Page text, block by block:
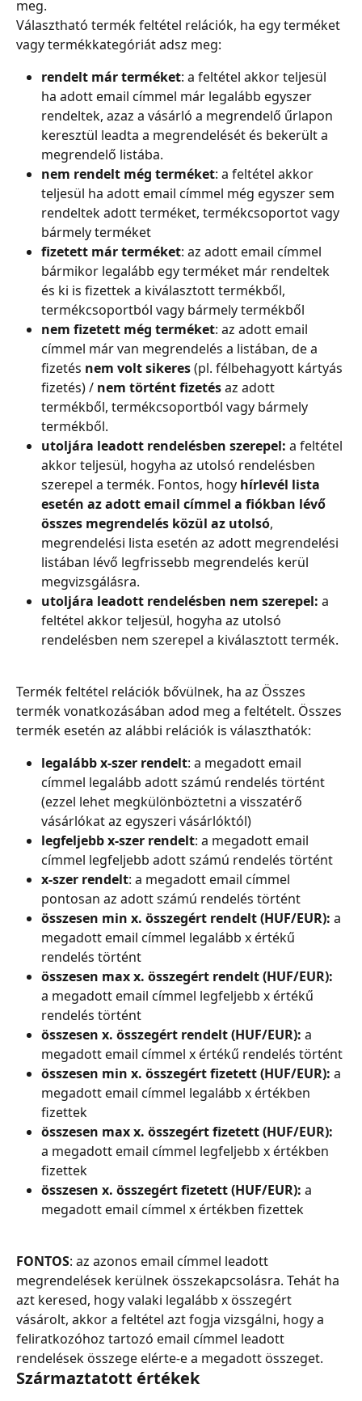
meg.
Választható termék feltétel relációk, ha egy terméket
vagy termékkategóriát adsz meg:
rendelt már terméket: a feltétel akkor teljesül
ha adott email címmel már legalább egyszer
rendeltek, azaz a vásárló a megrendelő űrlapon
keresztül leadta a megrendelését és bekerült a
megrendelő listába.
nem rendelt még terméket: a feltétel akkor
teljesül ha adott email címmel még egyszer sem
rendeltek adott terméket, termékcsoportot vagy
bármely terméket
fizetett már terméket: az adott email címmel
bármikor legalább egy terméket már rendeltek
és ki is fizettek a kiválasztott termékből,
termékcsoportból vagy bármely termékből
nem fizetett még terméket: az adott email
címmel már van megrendelés a listában, de a
fizetés nem volt sikeres (pl. félbehagyott kártyás
fizetés) / nem történt fizetés az adott
termékből, termékcsoportból vagy bármely
termékből.
utoljára leadott rendelésben szerepel: a feltétel
akkor teljesül, hogyha az utolsó rendelésben
szerepel a termék. Fontos, hogy hírlevél lista
esetén az adott email címmel a fiókban lévő
összes megrendelés közül az utolsó,
megrendelési lista esetén az adott megrendelési
listában lévő legfrissebb megrendelés kerül
megvizsgálásra.
utoljára leadott rendelésben nem szerepel: a
feltétel akkor teljesül, hogyha az utolsó
rendelésben nem szerepel a kiválasztott termék.
Termék feltétel relációk bővülnek, ha az Összes
termék vonatkozásában adod meg a feltételt. Összes
termék esetén az alábbi relációk is választhatók:
legalább x-szer rendelt: a megadott email
címmel legalább adott számú rendelés történt
(ezzel lehet megkülönböztetni a visszatérő
vásárlókat az egyszeri vásárlóktól)
legfeljebb x-szer rendelt: a megadott email
címmel legfeljebb adott számú rendelés történt
x-szer rendelt: a megadott email címmel
pontosan az adott számú rendelés történt
összesen min x. összegért rendelt (HUF/EUR): a
megadott email címmel legalább x értékű
rendelés történt
összesen max x. összegért rendelt (HUF/EUR):
a megadott email címmel legfeljebb x értékű
rendelés történt
összesen x. összegért rendelt (HUF/EUR): a
megadott email címmel x értékű rendelés történt
összesen min x. összegért fizetett (HUF/EUR): a
megadott email címmel legalább x értékben
fizettek
összesen max x. összegért fizetett (HUF/EUR):
a megadott email címmel legfeljebb x értékben
fizettek
összesen x. összegért fizetett (HUF/EUR): a
megadott email címmel x értékben fizettek
FONTOS: az azonos email címmel leadott
megrendelések kerülnek összekapcsolásra. Tehát ha
azt keresed, hogy valaki legalább x összegért
vásárolt, akkor a feltétel azt fogja vizsgálni, hogy a
feliratkozóhoz tartozó email címmel leadott
rendelések összege elérte-e a megadott összeget.
Származtatott értékek